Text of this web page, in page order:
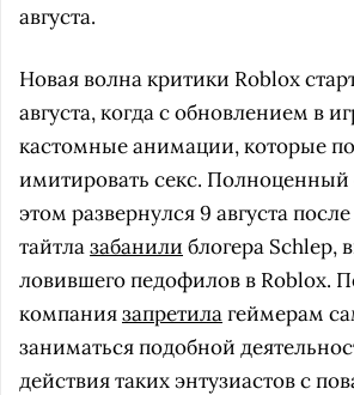
августа.
Новая волна критики Roblox
августа, когда с обновлением в
кастомные анимации, которые
имитировать секс. Полноценный
этом развернулся 9 августа
тайтлазабанили блогера Schlep,
ловившего педофилов в Roblox.
компаниязапретилагеймерам
заниматься подобной
действия таких энтузиастов с